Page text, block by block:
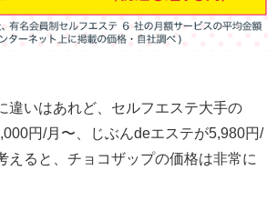
違いはあれど、セルフエステ大手の
円/月〜、じぶんdeエステが5,980円/
えると、チョコザップの価格は非常に